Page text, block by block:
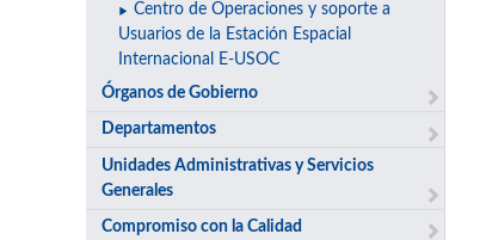
Centro de Operaciones y soporte a
Usuarios de la Estación Espacial
Internacional E-USOC
Órganos de Gobierno
Departamentos
Unidades Administrativas y Servicios
Generales
Compromiso con la Calidad